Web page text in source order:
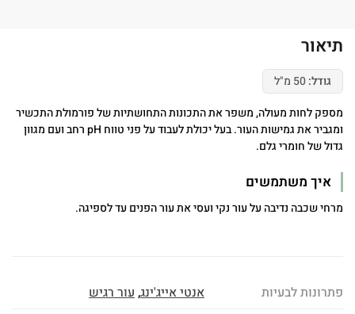
תיאור
גודל:
מספק לחות מעולה, משפר את התכונות התחושתיות של פורמולת התכשיר
ומגביר את גמישות העור. בעל יכולת לעבוד על פני טווח pH רחב ועם מגוון
גדול של חומרי גלם.
איך משתמשים
מרחי שכבה נדיבה על עור נקי ועסי את עור הפנים עד לספיגה.
פתרונות לבעיות אנטי אייג'ינג,עור רגיש